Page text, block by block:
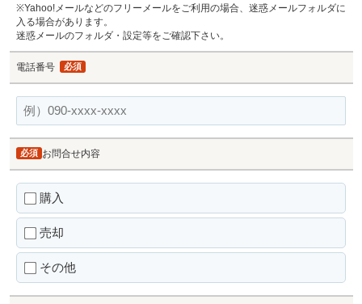
※Yahoo!メールなどのフリーメールをご利用の場合、迷惑メールフォルダに
入る場合があります。
迷惑メールのフォルダ・設定等をご確認下さい。
電話番号 必須
お問合せ内容
必須
購入
売却
その他